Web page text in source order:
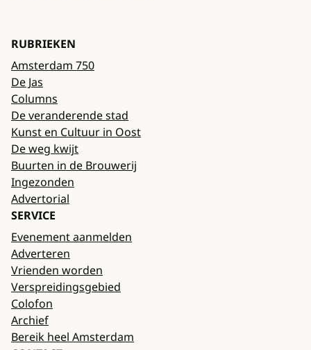
RUBRIEKEN
Amsterdam 750
De Jas
Columns
De veranderende stad
Kunst en Cultuur in Oost
De weg kwijt
Buurten in de Brouwerij
Ingezonden
Advertorial
SERVICE
Evenement aanmelden
Adverteren
Vrienden worden
Verspreidingsgebied
Colofon
Archief
Bereik heel Amsterdam